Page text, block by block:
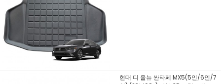
현대 디 올뉴 싼타페 MX5(5인/6인/7